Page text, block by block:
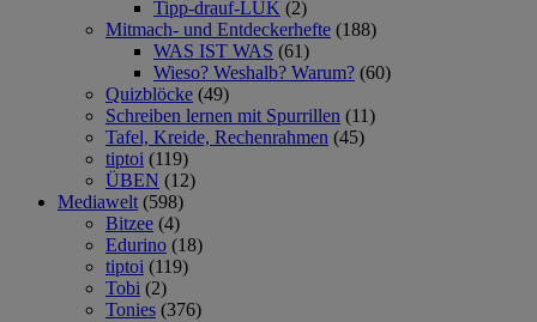
Tipp-drauf-LÜK (2)
Mitmach- und Entdeckerhefte (188)
WAS IST WAS (61)
Wieso? Weshalb? Warum? (60)
Quizblöcke (49)
Schreiben lernen mit Spurrillen (11)
Tafel, Kreide, Rechenrahmen (45)
tiptoi (119)
ÜBEN (12)
Mediawelt (598)
Bitzee (4)
Edurino (18)
tiptoi (119)
Tobi (2)
Tonies (376)